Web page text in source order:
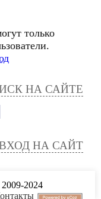
только
НА САЙТЕ
НА САЙТ
2024